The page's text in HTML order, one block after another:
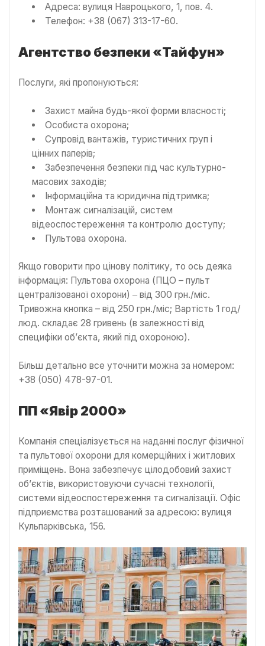
Адреса: вулиця Навроцького, 1, пов. 4.
Телефон: +38 (067) 313-17-60.
Агентство безпеки «Тайфун»
Послуги, які пропонуються:
Захист майна будь-якої форми власності;
Особиста охорона;
Супровід вантажів, туристичних груп і
цінних паперів;
Забезпечення безпеки під час культурно-
масових заходів;
Інформаційна та юридична підтримка;
Монтаж сигналізацій, систем
відеоспостереження та контролю доступу;
Пультова охорона.
Якщо говорити про цінову політику, то ось деяка
інформація: Пультова охорона (ПЦО – пульт
централізованої охорони) ‒ від 300 грн./міс.
Тривожна кнопка – від 250 грн./міс; Вартість 1 год/
люд. складає 28 гривень (в залежності від
специфіки об’єкта, який під охороною).
Більш детально все уточнити можна за номером:
+38 (050) 478-97-01.
ПП «Явір 2000»
Компанія спеціалізується на наданні послуг фізичної
та пультової охорони для комерційних і житлових
приміщень. Вона забезпечує цілодобовий захист
об’єктів, використовуючи сучасні технології,
системи відеоспостереження та сигналізації. Офіс
підприємства розташований за адресою: вулиця
Кульпарківська, 156.